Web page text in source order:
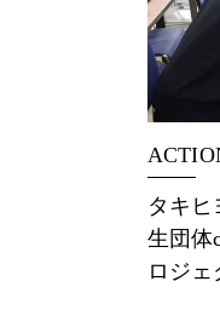
タキ
生団体
ロジェ